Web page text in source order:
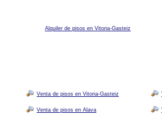
Alquiler de pisos en Vitoria-Gasteiz
Venta de pisos en Vitoria-Gasteiz
Venta de pisos en Alava